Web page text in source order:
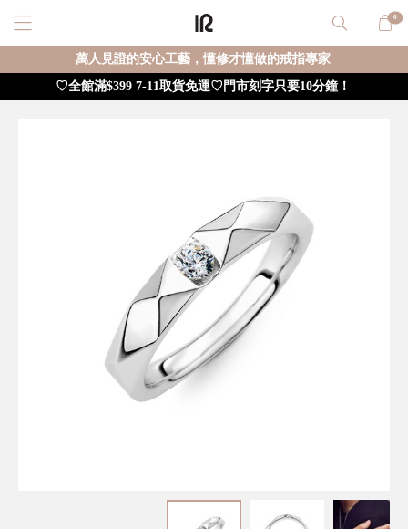
0
萬人見證的安心工藝，懂修才懂做的戒指專家
♡全館滿$399 7-11取貨免運♡門市刻字只要10分鐘！